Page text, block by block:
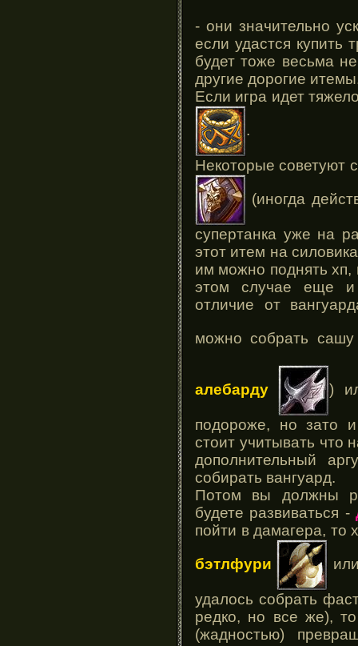
- они значительно
если удастся купить
будет тоже весьма
другие дорогие
Если игра идет
.
Некоторые советуют
(иногда
супертанка уже на
этот итем на
им можно поднять хп,
этом случае еще и
отличие от
можно собрать
алебарду )
подороже, но зато
стоит учитывать что
дополнительный
собирать вангуард.
Потом вы должны
будете развиваться -
пойти в дамагера, то
бэтлфури
удалось собрать
редко, но все же),
(жадностью)